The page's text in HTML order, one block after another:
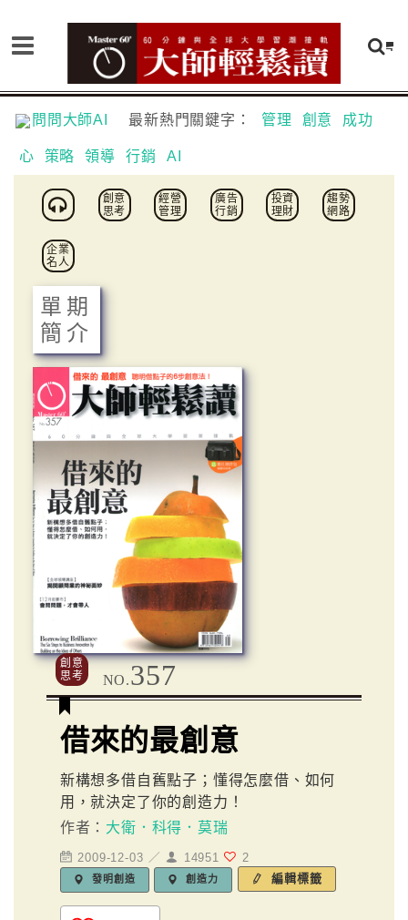
問問大師AI 最新熱門關鍵字： 管理 創意 成功
心 策略 領導 行銷 AI
創意
思考
經營
管理
廣告
行銷
投資
理財
趨勢
網路
企業
名人
單期
簡介
創意
思考
NO.357
借來的最創意
新構想多借自舊點子；懂得怎麼借、如何
用，就決定了你的創造力！
作者： 大衛．科得．莫瑞
2009-12-03 ／ 14951 2
發明創造 創造力 編輯標籤